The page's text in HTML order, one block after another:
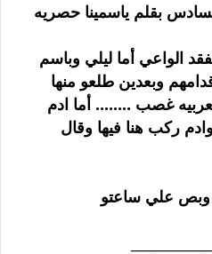
بقلم ياسمينا حصريه
الواعي أما ليلي وباسم
وبعدين طلعو منها
غصب ........ أما ادم
ركب هنا فيها وقال
وبص علي ساعتو